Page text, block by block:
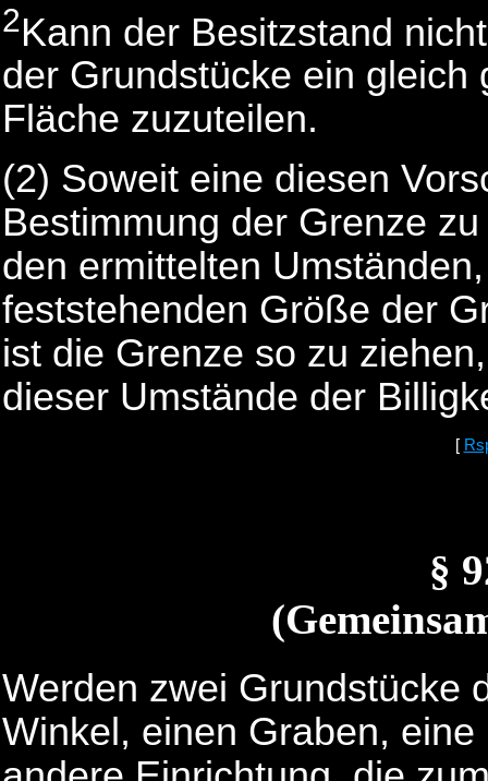
2Kann der Besitzstand
der Grundstücke ein
Fläche zuzuteilen.
(2) Soweit eine diesen
Bestimmung der Grenze
den ermittelten
feststehenden Größe der
ist die Grenze so zu
dieser Umstände der
[
§
Werden zwei Grundstücke
Winkel, einen Graben,